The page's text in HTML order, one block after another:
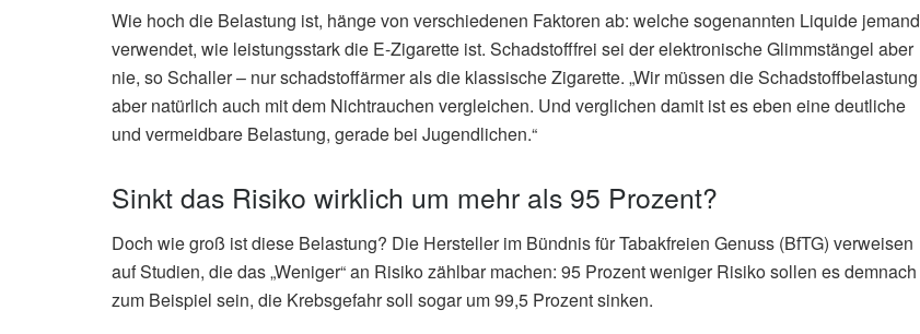
Wie hoch die Belastung ist, hänge von verschiedenen Faktoren ab: welche sogenannten Liquide jemand
verwendet, wie leistungsstark die E-Zigarette ist. Schadstofffrei sei der elektronische Glimmstängel aber
nie, so Schaller – nur schadstoffärmer als die klassische Zigarette. „Wir müssen die Schadstoffbelastung
aber natürlich auch mit dem Nichtrauchen vergleichen. Und verglichen damit ist es eben eine deutliche
und vermeidbare Belastung, gerade bei Jugendlichen.“
Sinkt das Risiko wirklich um mehr als 95 Prozent?
Doch wie groß ist diese Belastung? Die Hersteller im Bündnis für Tabakfreien Genuss (BfTG) verweisen
auf Studien, die das „Weniger“ an Risiko zählbar machen: 95 Prozent weniger Risiko sollen es demnach
zum Beispiel sein, die Krebsgefahr soll sogar um 99,5 Prozent sinken.